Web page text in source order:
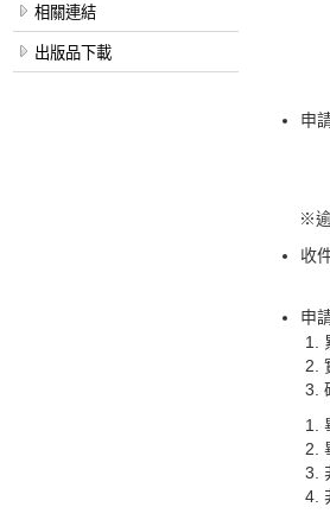
相關連結
出版品下載
申
※
收
申